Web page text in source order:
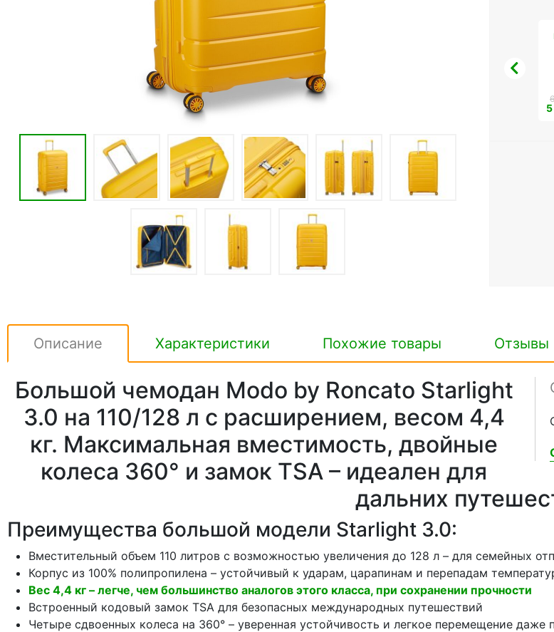
Описание Характеристики Похожие товары Отзывы
Большой чемодан Modo by Roncato Starlight
3.0 на 110/128 л с расширением, весом 4,4
кг. Максимальная вместимость, двойные
колеса 360° и замок TSA – идеален для
дальних
Преимущества большой модели Starlight 3.0:
Вместительный объем 110 литров с возможностью увеличения до 128 л – для семейных
Корпус из 100% полипропилена – устойчивый к ударам, царапинам и перепадам
Вес 4,4 кг – легче, чем большинство аналогов этого класса, при сохранении прочности
Встроенный кодовый замок TSA для безопасных международных путешествий
Четыре сдвоенных колеса на 360° – уверенная устойчивость и легкое перемещение даже